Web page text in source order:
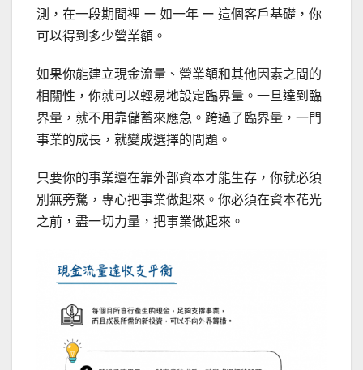
測，在一段期間裡 ー 如一年 ー 這個客戶基礎，你
可以得到多少營業額。
如果你能建立現金流量、營業額和其他因素之間的
相關性，你就可以輕易地設定臨界量。一旦達到臨
界量，就不用靠儲蓄來應急。跨過了臨界量，一門
事業的成長，就變成選擇的問題。
只要你的事業還在靠外部資本才能生存，你就必須
別無旁騖，專心把事業做起來。你必須在資本花光
之前，盡一切力量，把事業做起來。